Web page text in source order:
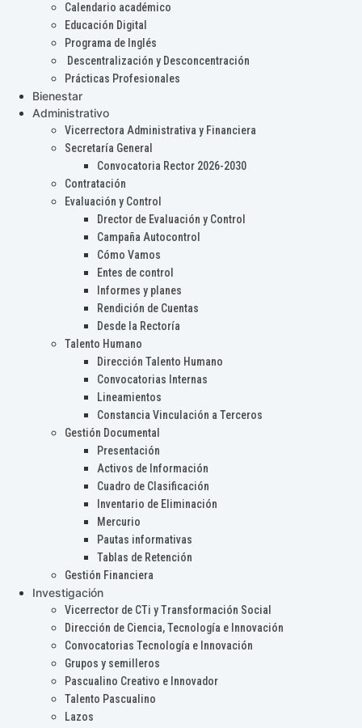
Calendario académico
Educación Digital
Programa de Inglés
Descentralización y Desconcentración
Prácticas Profesionales
Bienestar
Administrativo
Vicerrectora Administrativa y Financiera
Secretaría General
Convocatoria Rector 2026-2030
Contratación
Evaluación y Control
Drector de Evaluación y Control
Campaña Autocontrol
Cómo Vamos
Entes de control
Informes y planes
Rendición de Cuentas
Desde la Rectoría
Talento Humano
Dirección Talento Humano
Convocatorias Internas
Lineamientos
Constancia Vinculación a Terceros
Gestión Documental
Presentación
Activos de Información
Cuadro de Clasificación
Inventario de Eliminación
Mercurio
Pautas informativas
Tablas de Retención
Gestión Financiera
Investigación
Vicerrector de CTi y Transformación Social
Dirección de Ciencia, Tecnología e Innovación
Convocatorias Tecnología e Innovación
Grupos y semilleros
Pascualino Creativo e Innovador
Talento Pascualino
Lazos